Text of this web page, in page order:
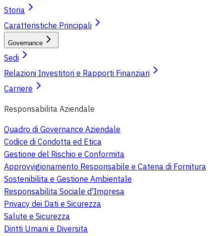
Storia
Caratteristiche Principali
Governance
Sedi
Relazioni Investitori e Rapporti Finanziari
Carriere
Responsabilita Aziendale
Quadro di Governance Aziendale
Codice di Condotta ed Etica
Gestione del Rischio e Conformita
Approvvigionamento Responsabile e Catena di Fornitura
Sostenibilita e Gestione Ambientale
Responsabilita Sociale d'Impresa
Privacy dei Dati e Sicurezza
Salute e Sicurezza
Diritti Umani e Diversita